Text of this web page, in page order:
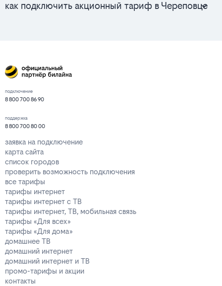
как подключить акционный тариф в Череповце
подключение
8 800 700 86 90
поддержка
8 800 700 80 00
заявка на подключение
карта сайта
список городов
проверить возможность подключения
все тарифы
тарифы интернет
тарифы интернет с ТВ
тарифы интернет, ТВ, мобильная связь
тарифы «Для всех»
тарифы «Для дома»
домашнее ТВ
домашний интернет
домашний интернет и ТВ
промо-тарифы и акции
контакты